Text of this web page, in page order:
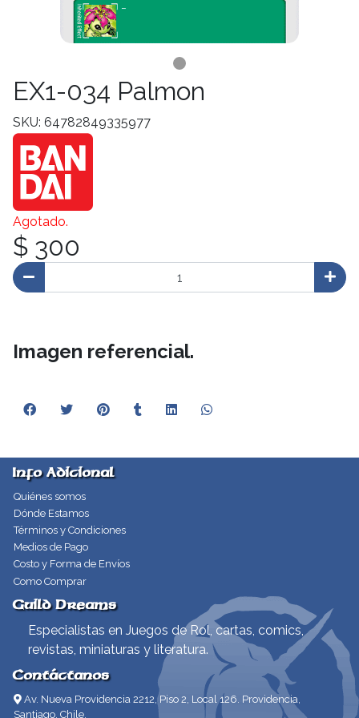
EX1-034 Palmon
SKU: 64782849335977
Agotado.
$ 300
Imagen referencial.
Info Adicional
Quiénes somos
Dónde Estamos
Términos y Condiciones
Medios de Pago
Costo y Forma de Envíos
Como Comprar
Guild Dreams
Especialistas en Juegos de Rol, cartas, comics,
revistas, miniaturas y literatura.
Contáctanos
Av. Nueva Providencia 2212, Piso 2, Local 126. Providencia,
Santiago, Chile.